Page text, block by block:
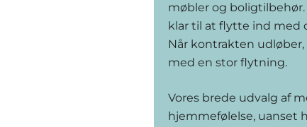
møbler og
klar til at flytte ind med
Når kontrakten
med en stor flytning.
Vores brede udvalg af
hjemmefølelse, uanset